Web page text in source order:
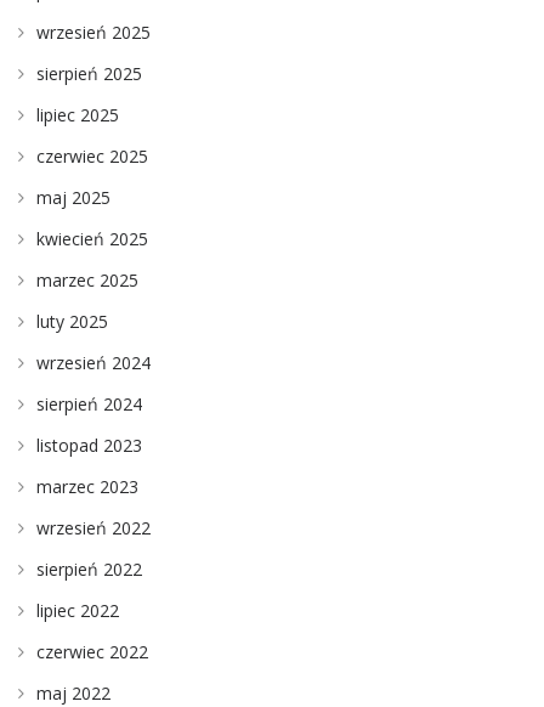
wrzesień 2025
sierpień 2025
lipiec 2025
czerwiec 2025
maj 2025
kwiecień 2025
marzec 2025
luty 2025
wrzesień 2024
sierpień 2024
listopad 2023
marzec 2023
wrzesień 2022
sierpień 2022
lipiec 2022
czerwiec 2022
maj 2022